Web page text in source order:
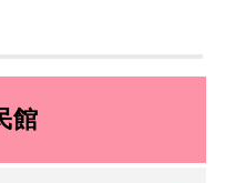
館